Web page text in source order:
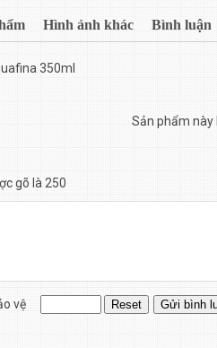
Hình ảnh khác Bình luận
350ml
Sản phẩm này
gõ là 250
vệ